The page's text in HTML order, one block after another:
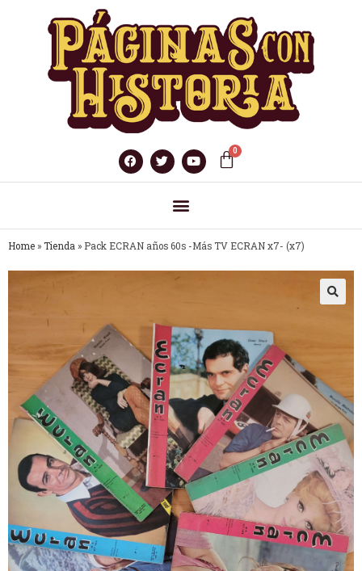
Home » Tienda » Pack ECRAN años 60s -Más TV ECRAN x7- (x7)